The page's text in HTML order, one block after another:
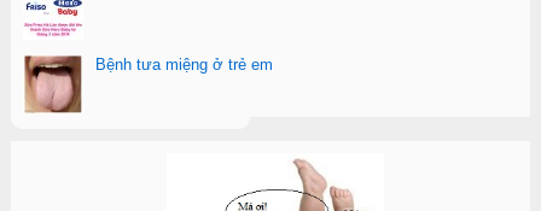
Bệnh tưa miệng ở trẻ em